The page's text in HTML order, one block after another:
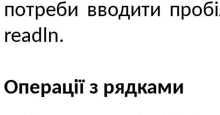
потреби вводити
readln.
Операції з рядками